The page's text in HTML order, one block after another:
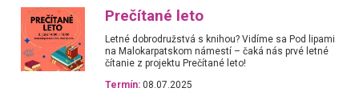
Prečítané leto
Letné dobrodružstvá s knihou? Vidíme sa Pod lipami
na Malokarpatskom námestí – čaká nás prvé letné
čítanie z projektu Prečítané leto!
Termín: 08.07.2025